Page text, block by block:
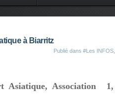
à Biarritz
Publié dans #Les INFOS
Asiatique, Association